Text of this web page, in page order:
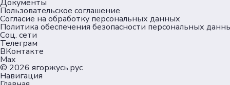
Документы
Пользовательское соглашение
Согласие на обработку персональных данных
Политика обеспечения безопасности персональных
Соц. сети
Телеграм
ВКонтакте
Max
© 2026 ягоржусь.рус
Навигация